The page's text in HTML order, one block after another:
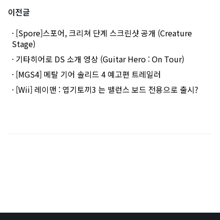
이전글
· [Spore]스포어, 크리쳐 단계 스크린샷 공개 (Creature
Stage)
· 기타히어로 DS 소개 영상 (Guitar Hero : On Tour)
· [MGS4] 메탈 기어 솔리드 4 예고편 트레일러
· [Wii] 레이맨 : 엽기토끼3 는 밸런스 보드 전용으로 출시?